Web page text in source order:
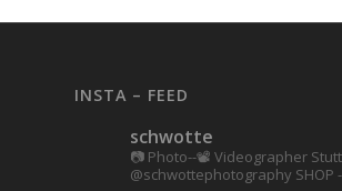
INSTA – FEED
schwotte
📷 Photo--📽️ Videographer
@schwottephotography SHOP